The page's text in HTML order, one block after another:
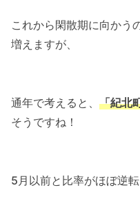
これから閑散期に向かう
増えますが、
通年で考えると、 「紀北
そうですね！
5月以前と比率がほぼ逆